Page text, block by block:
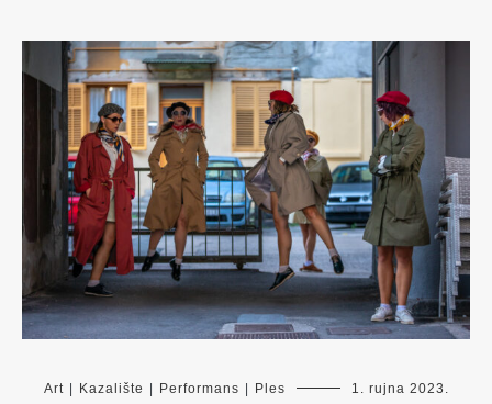
Art | Kazalište | Performans | Ples 1. rujna 2023.